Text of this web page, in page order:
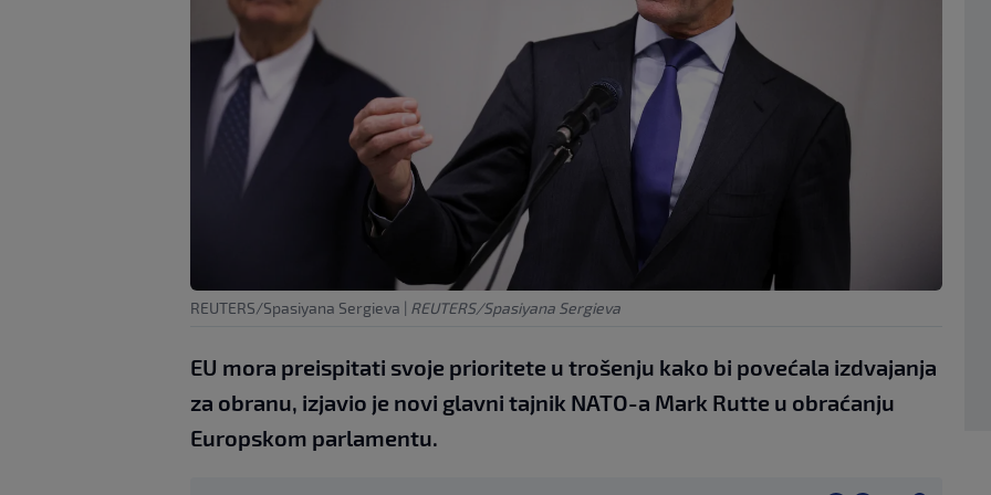
REUTERS/Spasiyana Sergieva | REUTERS/Spasiyana Sergieva
EU mora preispitati svoje prioritete u trošenju kako bi povećala izdvajanja
za obranu, izjavio je novi glavni tajnik NATO-a Mark Rutte u obraćanju
Europskom parlamentu.